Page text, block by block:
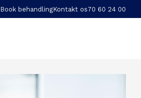
Book behandlingKontakt os70 60 24 00